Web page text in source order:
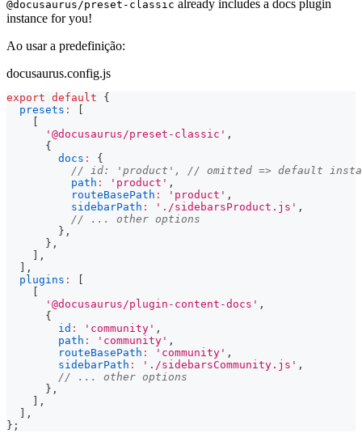
@docusaurus/preset-classic already includes a docs plugin
instance for you!
Ao usar a predefinição:
docusaurus.config.js
export default
{
presets :
'@docusaurus/preset-classic' ,
{
docs :
{
// id: 'product', // omitted => default
path : 'product' ,
routeBasePath : 'product' ,
sidebarPath : './sidebarsProduct.js' ,
// ... other options
} ,
} ,
,
,
plugins :
'@docusaurus/plugin-content-docs' ,
{
id : 'community' ,
path : 'community' ,
routeBasePath : 'community' ,
sidebarPath : './sidebarsCommunity.js' ,
// ... other options
} ,
,
,
} ;